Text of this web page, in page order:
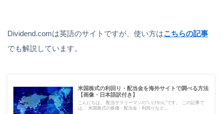
Dividend.comは英語のサイトですが、使い方はこちらの記事
でも解説しています。
米国株式の利回り・配当金を海外サイトで調べる方法
【画像・日本語訳付き】
こんにちは。 配当サラリーマンの“いけやん”です。 この記事で
は、 米国株式の株価・配当金・利回りなど...